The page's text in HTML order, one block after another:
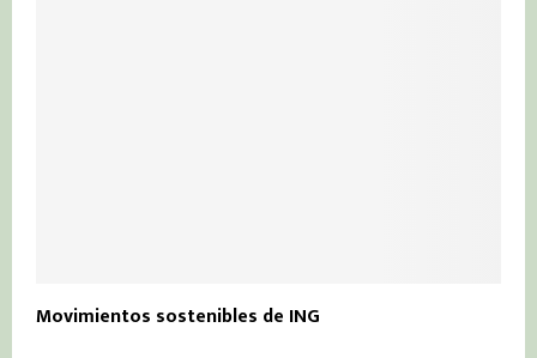
Movimientos sostenibles de ING